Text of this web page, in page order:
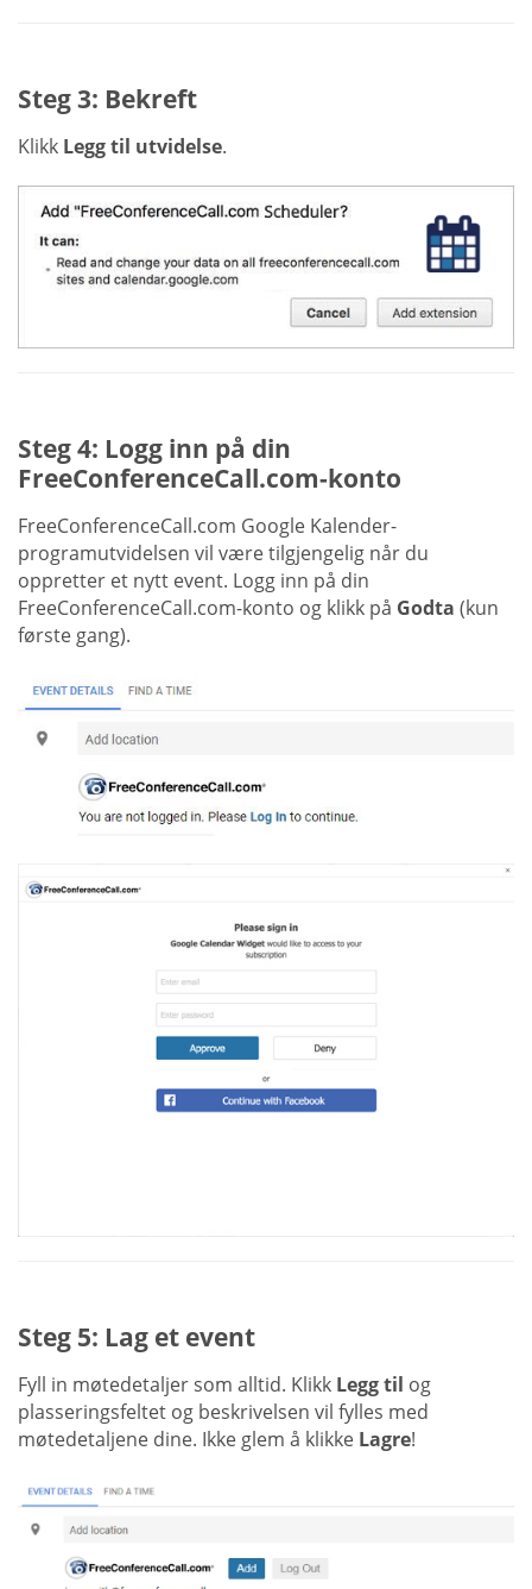
Steg 3: Bekreft
Klikk Legg til utvidelse.
Steg 4: Logg inn på din
FreeConferenceCall.com-konto
FreeConferenceCall.com Google Kalender-
programutvidelsen vil være tilgjengelig når du
oppretter et nytt event. Logg inn på din
FreeConferenceCall.com-konto og klikk på Godta (kun
første gang).
Steg 5: Lag et event
Fyll in møtedetaljer som alltid. Klikk Legg til og
plasseringsfeltet og beskrivelsen vil fylles med
møtedetaljene dine. Ikke glem å klikke Lagre!